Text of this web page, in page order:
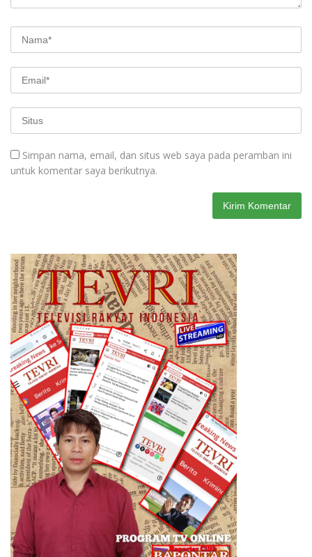
Simpan nama, email, dan situs web saya pada peramban ini
untuk komentar saya berikutnya.